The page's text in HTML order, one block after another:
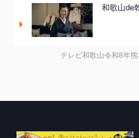
和歌山de
きのくに
ちゃぶ台
テレビ和歌山令和8年